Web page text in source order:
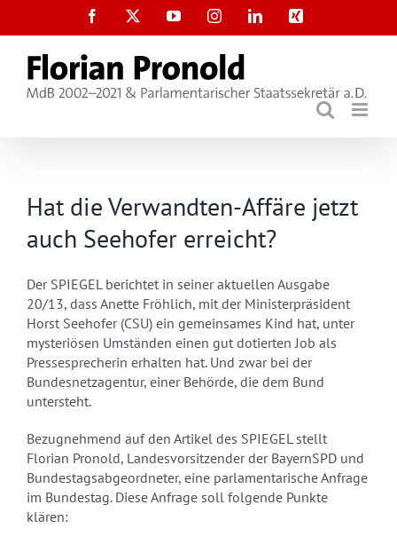
Facebook YouTubeInstagramLinkedInXing
Hat die Verwandten-Affäre jetzt
auch Seehofer erreicht?
Der SPIEGEL berichtet in seiner aktuellen Ausgabe
20/13, dass Anette Fröhlich, mit der Ministerpräsident
Horst Seehofer (CSU) ein gemeinsames Kind hat, unter
mysteriösen Umständen einen gut dotierten Job als
Pressesprecherin erhalten hat. Und zwar bei der
Bundesnetzagentur, einer Behörde, die dem Bund
untersteht.
Bezugnehmend auf den Artikel des SPIEGEL stellt
Florian Pronold, Landesvorsitzender der BayernSPD und
Bundestagsabgeordneter, eine parlamentarische Anfrage
im Bundestag. Diese Anfrage soll folgende Punkte
klären: